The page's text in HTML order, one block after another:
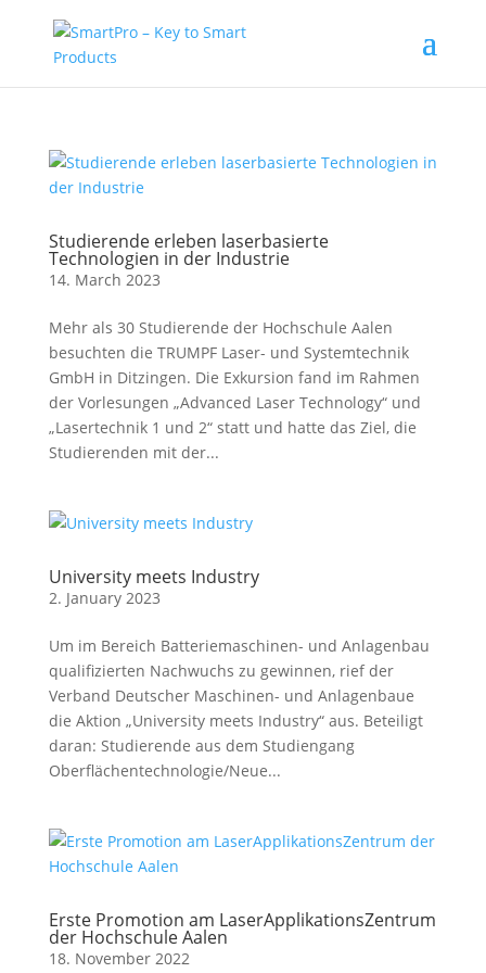
Studierende erleben laserbasierte
Technologien in der Industrie
14. March 2023
Mehr als 30 Studierende der Hochschule Aalen
besuchten die TRUMPF Laser- und Systemtechnik
GmbH in Ditzingen. Die Exkursion fand im Rahmen
der Vorlesungen „Advanced Laser Technology“ und
„Lasertechnik 1 und 2“ statt und hatte das Ziel, die
Studierenden mit der...
University meets Industry
2. January 2023
Um im Bereich Batteriemaschinen- und Anlagenbau
qualifizierten Nachwuchs zu gewinnen, rief der
Verband Deutscher Maschinen- und Anlagenbaue
die Aktion „University meets Industry“ aus. Beteiligt
daran: Studierende aus dem Studiengang
Oberflächentechnologie/Neue...
Erste Promotion am LaserApplikationsZentrum
der Hochschule Aalen
18. November 2022